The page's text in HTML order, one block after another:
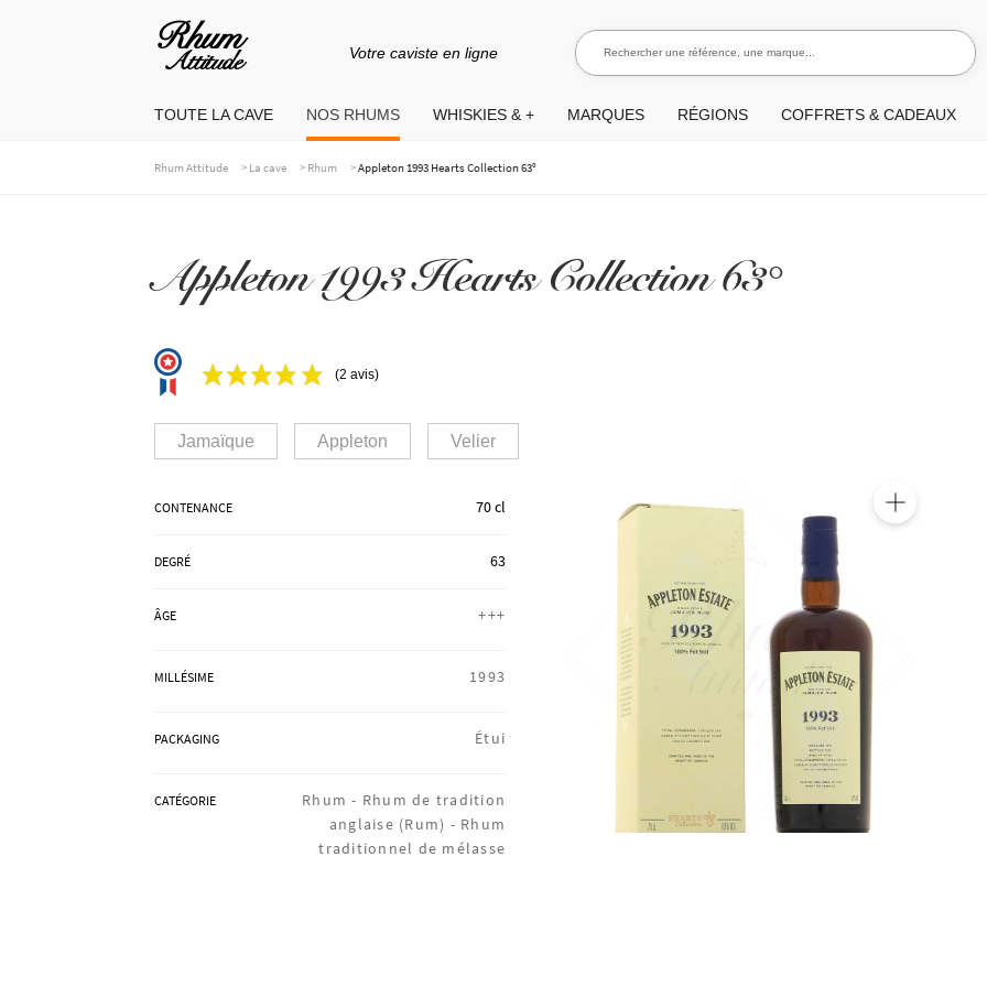
Aller
la
Aller
contenu
Votre caviste en ligne
Rechercher une référence, une marque...
TOUTE LA CAVE NOS RHUMS WHISKIES & + MARQUES RÉGIONS COFFRETS & CADEAUX
Rhum Attitude > La cave > Rhum >Appleton 1993 Hearts Collection 63°
Appleton 1993 Hearts Collection 63°
(2 avis)
Jamaïque Appleton Velier
CONTENANCE 70 cl
DEGRÉ 63
ÂGE +++
MILLÉSIME 1993
PACKAGING Étui
CATÉGORIE Rhum - Rhum de tradition
anglaise (Rum) - Rhum
traditionnel de mélasse